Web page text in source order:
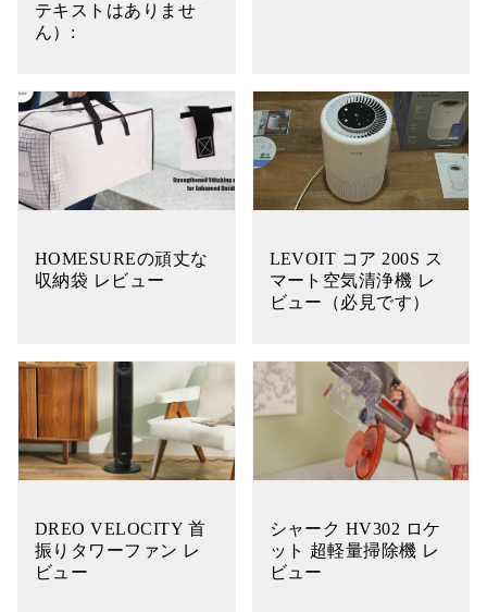
テキストはありませ
ん）:
HOMESUREの頑丈な
収納袋 レビュー
LEVOIT コア 200S ス
マート空気清浄機 レ
ビュー（必見です）
DREO VELOCITY 首
振りタワーファン レ
ビュー
シャーク HV302 ロケ
ット 超軽量掃除機 レ
ビュー